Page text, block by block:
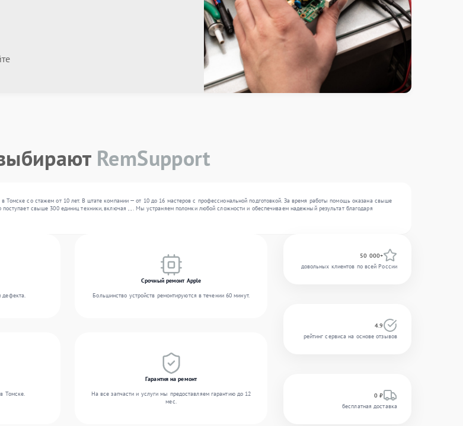
RemSupport
со стажем от 10 лет. В штате компании — от 10 до 16 мастеров с профессиональной подготовкой. За время работы помощь оказана свыше
свыше 300 единиц техники, включая , , . Мы устраняем поломки любой сложности и обеспечиваем надежный результат благодаря
дефекта.
Срочный ремонт Apple
Большинство устройств ремонтируются в течении 60 минут.
Томске.
Гарантия на ремонт
На все запчасти и услуги мы предоставляем гарантию до 12
мес.
50 000+
довольных клиентов по всей России
4.9
рейтинг сервиса на основе отзывов
0 ₽
бесплатная доставка